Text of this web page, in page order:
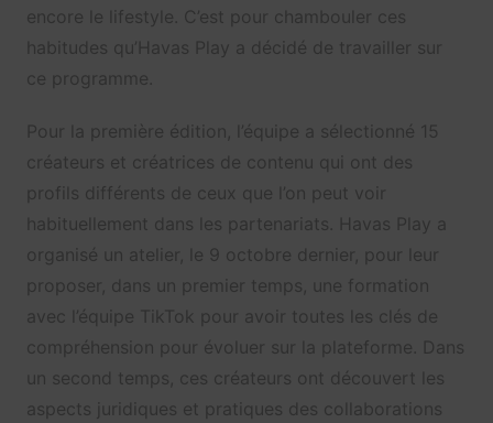
encore le lifestyle. C’est pour chambouler ces
habitudes qu’Havas Play a décidé de travailler sur
ce programme.
Pour la première édition, l’équipe a sélectionné 15
créateurs et créatrices de contenu qui ont des
profils différents de ceux que l’on peut voir
habituellement dans les partenariats. Havas Play a
organisé un atelier, le 9 octobre dernier, pour leur
proposer, dans un premier temps, une formation
avec l’équipe TikTok pour avoir toutes les clés de
compréhension pour évoluer sur la plateforme. Dans
un second temps, ces créateurs ont découvert les
aspects juridiques et pratiques des collaborations